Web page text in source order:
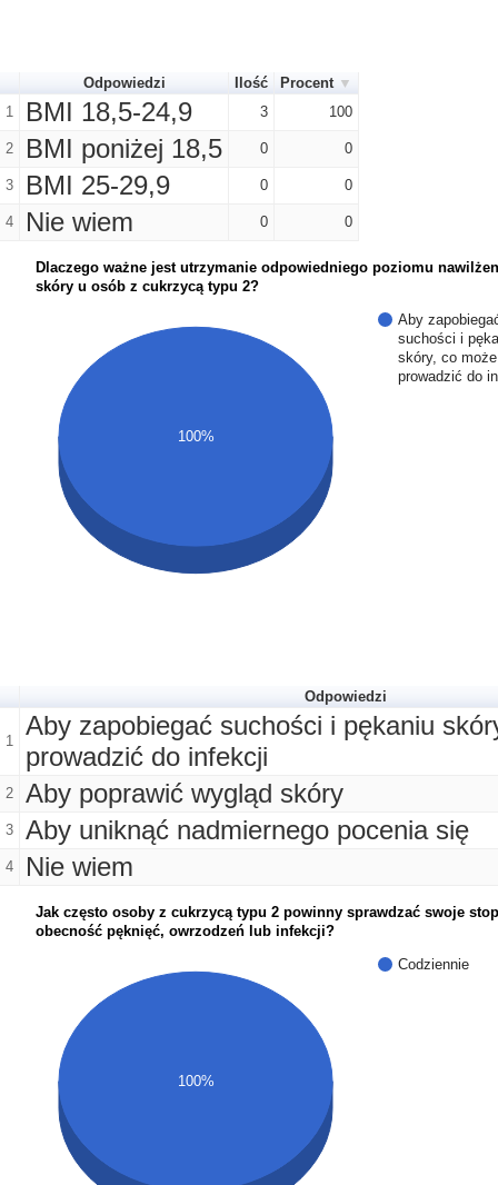
Odpowiedzi Ilość
Procent
1
BMI 18,5-24,9 3 100
2 BMI poniżej 18,5 0 0
3 BMI 25-29,9 0 0
4 Nie wiem 0 0
Dlaczego ważne jest utrzymanie odpowiedniego poziomu
skóry u osób z cukrzycą typu 2?
Aby
suchości i
skóry, co może
prowadzić do
100%
Odpowiedzi
1
Aby zapobiegać suchości i pękaniu
prowadzić do infekcji
2 Aby poprawić wygląd skóry
3 Aby uniknąć nadmiernego pocenia się
4 Nie wiem
Jak często osoby z cukrzycą typu 2 powinny sprawdzać swoje
obecność pęknięć, owrzodzeń lub infekcji?
Codziennie
100%